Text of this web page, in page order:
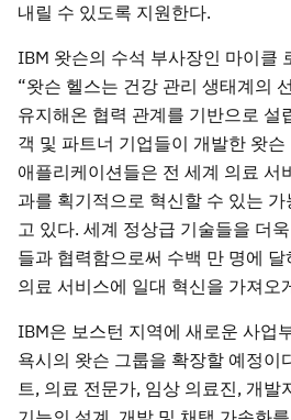
내릴 수 있도록 지원한다.
IBM 왓슨의 수석 부사장인 마이클
“왓슨 헬스는 건강 관리 생태계의
유지해온 협력 관계를 기반으로 설
객 및 파트너 기업들이 개발한 왓
애플리케이션들은 전 세계 의료 서
과를 획기적으로 혁신할 수 있는
고 있다. 세계 정상급 기술들을 더
들과 협력함으로써 수백 만 명에
의료 서비스에 일대 혁신을 가져오
IBM은 보스턴 지역에 새로운 사업
욕시의 왓슨 그룹을 확장할 예정이
트, 의료 전문가, 임상 의료진, 개발